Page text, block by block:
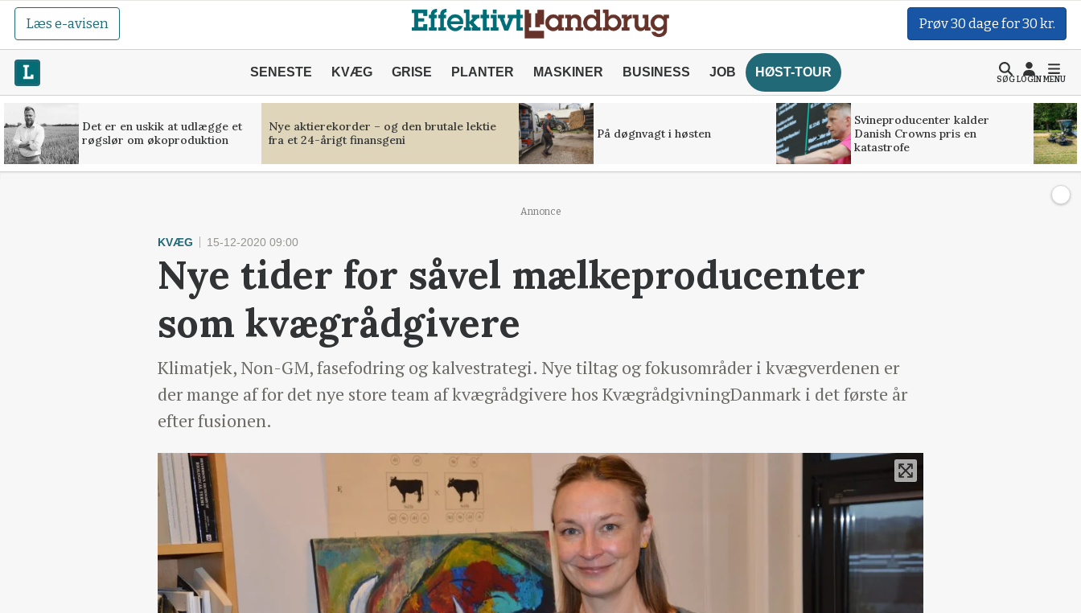
Læs e-avisen Prøv 30 dage for 30 kr.
SENESTE KVÆG GRISE PLANTER MASKINER BUSINESS JOB HØST-TOUR
SØGLOGINMENU
Det er en uskik at udlægge et
røgslør om økoproduktion
Nye aktierekorder – og den brutale lektie
fra et 24-årigt finansgeni
På døgnvagt i høsten
Svineproducenter kalder
Danish Crowns pris en
katastrofe
Annonce
KVÆG 15-12-2020 09:00
Nye tider for såvel mælkeproducenter
som kvægrådgivere
Klimatjek, Non-GM, fasefodring og kalvestrategi. Nye tiltag og fokusområder i kvægverdenen er
der mange af for det nye store team af kvægrådgivere hos KvægrådgivningDanmark i det første år
efter fusionen.